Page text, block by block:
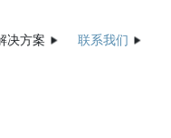
决方案 联系我们